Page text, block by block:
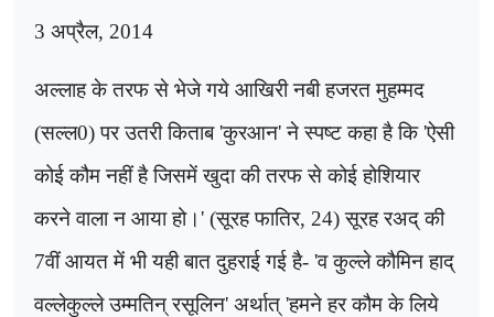
3 अप्रैल, 2014
अल्लाह के तरफ से भेजे गये आखिरी नबी हजरत मुहम्मद
(सल्ल0)पर उतरी किताब'कुरआन'ने स्पष्ट कहा है कि'ऐसी
कोई कौम नहीं है जिसमें खुदा की तरफ से कोई होशियार
करने वाला न आया हो।' (सूरह फातिर, 24)सूरह रअद् की
7वीं आयत में भी यही बात दुहराई गई है- 'व कुल्ले कौमिन हाद्
वल्लेकुल्ले उम्मतिन् रसूलिन' अर्थात् 'हमने हर कौम के लिये